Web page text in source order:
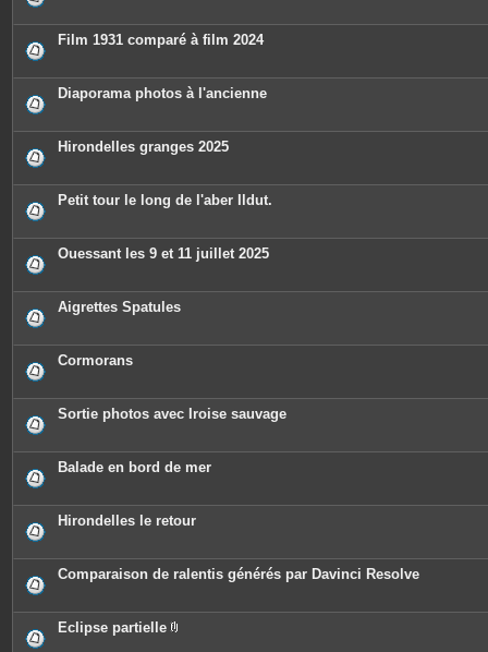
Film 1931 comparé à film 2024
Diaporama photos à l'ancienne
Hirondelles granges 2025
Petit tour le long de l'aber Ildut.
Ouessant les 9 et 11 juillet 2025
Aigrettes Spatules
Cormorans
Sortie photos avec Iroise sauvage
Balade en bord de mer
Hirondelles le retour
Comparaison de ralentis générés par Davinci Resolve
Eclipse partielle